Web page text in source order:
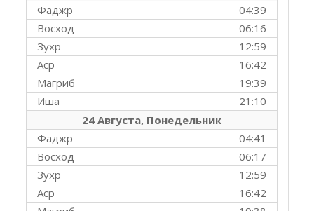
04:39
Фаджр
06:16
Восход
12:59
Зухр
16:42
Аср
19:39
Магриб
21:10
Иша
24 Августа, Понедельник
04:41
Фаджр
06:17
Восход
12:59
Зухр
16:42
Аср